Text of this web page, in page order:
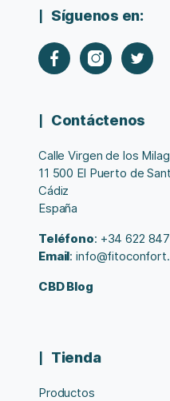
Síguenos en:
Contáctenos
Calle Virgen de los
11 500 El Puerto de
Cádiz
España
Teléfono: +34 622
Email:
CBD Blog
Tienda
Productos